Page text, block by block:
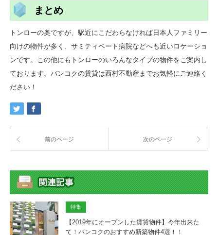
まとめ
トンローの奥ですが、駅近にこだわらなければ日本人ファミリー
向けの物件が多く、サミティベート病院などへも近いロケーショ
ンです。この他にもトンローのいろんなタイプの物件をご案内し
ております。バンコクの賃貸は西村不動産までお気軽にご連絡く
ださい！
前のページ 次のページ
特集
【2019年にオープンした賃貸物件】今年出来た
て！バンコクのおすすめ新築物件4選！！